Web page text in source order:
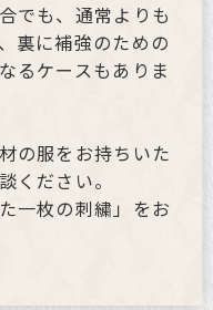
でも、通常よりも
裏に補強のための
るケースもありま
の服をお持ちいた
ください。
一枚の刺繍」をお